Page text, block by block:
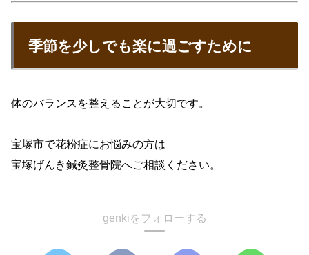
季節を少しでも楽に過ごすために
体のバランスを整えることが大切です。
宝塚市で花粉症にお悩みの方は
宝塚げんき鍼灸整骨院へご相談ください。
genkiをフォローする